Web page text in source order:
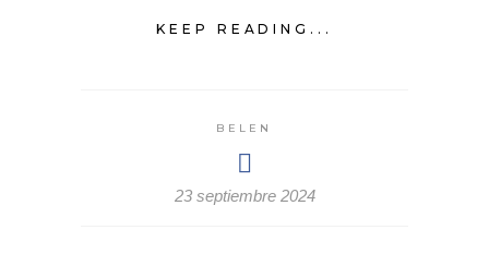
KEEP READING...
BELEN
23 septiembre 2024